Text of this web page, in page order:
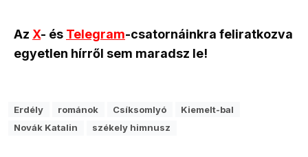
Az X- és Telegram-csatornáinkra feliratkozva
egyetlen hírről sem maradsz le!
Erdély románok Csíksomlyó
Kiemelt-bal
Novák Katalin
székely himnusz